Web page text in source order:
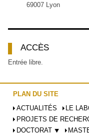
69007 Lyon
ACCÈS
Entrée libre.
PLAN DU SITE
ACTUALITÉS
LE
PROJETS DE
DOCTORAT ⯆